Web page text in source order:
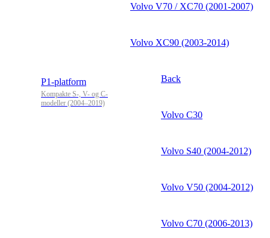
Volvo V70 / XC70 (2001-2007)
Volvo XC90 (2003-2014)
P1-platform
Kompakte S-, V- og C-
modeller (2004–2019)
Back
Volvo C30
Volvo S40 (2004-2012)
Volvo V50 (2004-2012)
Volvo C70 (2006-2013)